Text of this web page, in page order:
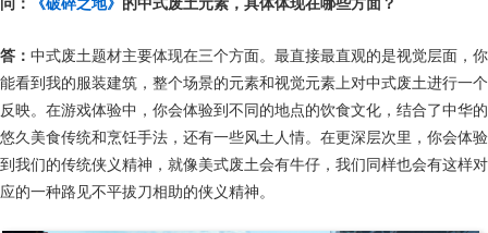
答： 中式废土题材主要体现在三个方面。最直接最直观的是视觉层面，你
能看到我的服装建筑，整个场景的元素和视觉元素上对中式废土进行一个
反映。在游戏体验中，你会体验到不同的地点的饮食文化，结合了中华的
悠久美食传统和烹饪手法，还有一些风土人情。在更深层次里，你会体验
到我们的传统侠义精神，就像美式废土会有牛仔，我们同样也会有这样对
应的一种路见不平拔刀相助的侠义精神。